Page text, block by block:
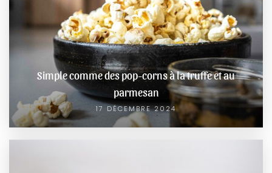
Simple comme des pop-corns à la truffe et au
parmesan
17 DÉCEMBRE 2024